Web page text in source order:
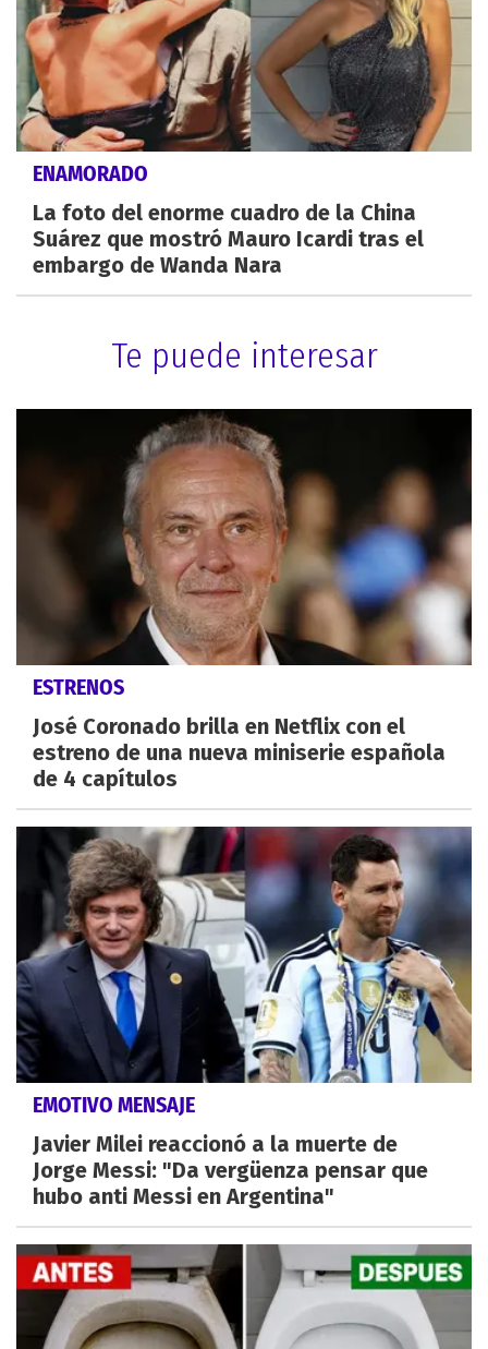
ENAMORADO
La foto del enorme cuadro de la China
Suárez que mostró Mauro Icardi tras el
embargo de Wanda Nara
Te puede interesar
ESTRENOS
José Coronado brilla en Netflix con el
estreno de una nueva miniserie española
de 4 capítulos
EMOTIVO MENSAJE
Javier Milei reaccionó a la muerte de
Jorge Messi: "Da vergüenza pensar que
hubo anti Messi en Argentina"